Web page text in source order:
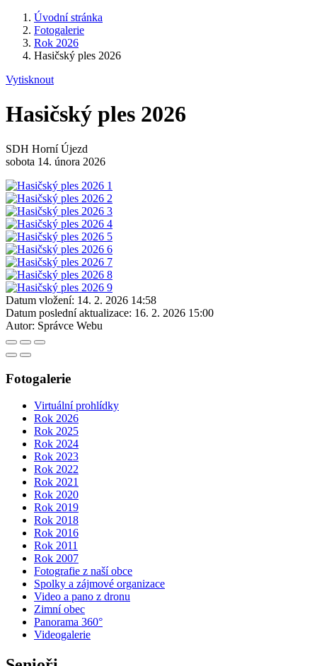
Úvodní stránka
Fotogalerie
Rok 2026
Hasičský ples 2026
Vytisknout
Hasičský ples 2026
SDH Horní Újezd
sobota 14. února 2026
Datum vložení: 14. 2. 2026 14:58
Datum poslední aktualizace: 16. 2. 2026 15:00
Autor: Správce Webu
Fotogalerie
Virtuální prohlídky
Rok 2026
Rok 2025
Rok 2024
Rok 2023
Rok 2022
Rok 2021
Rok 2020
Rok 2019
Rok 2018
Rok 2016
Rok 2011
Rok 2007
Fotografie z naší obce
Spolky a zájmové organizace
Video a pano z dronu
Zimní obec
Panorama 360°
Videogalerie